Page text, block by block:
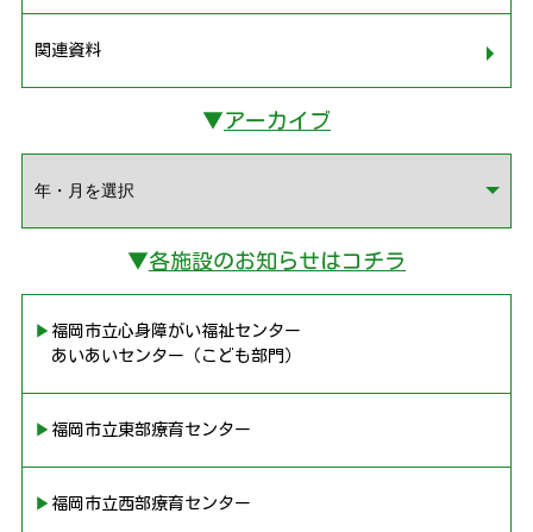
関連資料
▼アーカイブ
▼各施設のお知らせはコチラ
▶︎福岡市立心身障がい福祉センター
あいあいセンター（こども部門）
▶︎福岡市立東部療育センター
▶︎福岡市立西部療育センター